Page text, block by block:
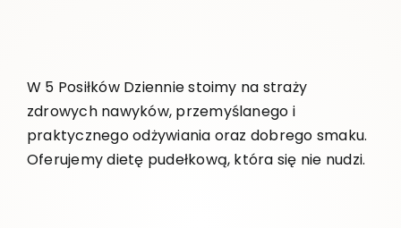
W 5 Posiłków Dziennie stoimy na straży
zdrowych nawyków, przemyślanego i
praktycznego odżywiania oraz dobrego smaku.
Oferujemy dietę pudełkową, która się nie nudzi.